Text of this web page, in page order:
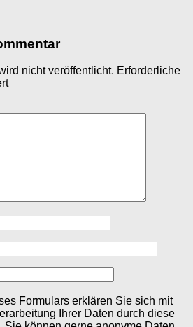
nicht veröffentlicht. Erforderliche
Formulars erklären Sie sich mit
Ihrer Daten durch diese